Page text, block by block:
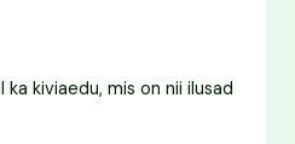
kiviaedu, mis on nii ilusad